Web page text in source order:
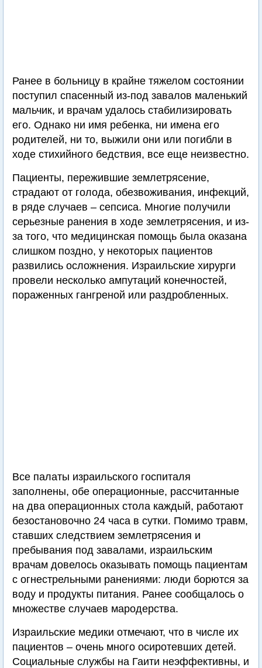
Ранее в больницу в крайне тяжелом состоянии
поступил спасенный из-под завалов маленький
мальчик, и врачам удалось стабилизировать
его. Однако ни имя ребенка, ни имена его
родителей, ни то, выжили они или погибли в
ходе стихийного бедствия, все еще неизвестно.
Пациенты, пережившие землетрясение,
страдают от голода, обезвоживания, инфекций,
в ряде случаев – сепсиса. Многие получили
серьезные ранения в ходе землетрясения, и из-
за того, что медицинская помощь была оказана
слишком поздно, у некоторых пациентов
развились осложнения. Израильские хирурги
провели несколько ампутаций конечностей,
пораженных гангреной или раздробленных.
Все палаты израильского госпиталя
заполнены, обе операционные, рассчитанные
на два операционных стола каждый, работают
безостановочно 24 часа в сутки. Помимо травм,
ставших следствием землетрясения и
пребывания под завалами, израильским
врачам довелось оказывать помощь пациентам
с огнестрельными ранениями: люди борются за
воду и продукты питания. Ранее сообщалось о
множестве случаев мародерства.
Израильские медики отмечают, что в числе их
пациентов – очень много осиротевших детей.
Социальные службы на Гаити неэффективны, и